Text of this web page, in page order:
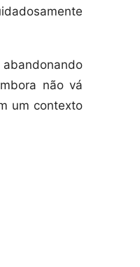
não vá
um contexto